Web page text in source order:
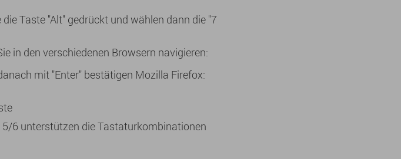
Taste "Alt" gedrückt und wählen dann die "7
in den verschiedenen Browsern navigieren:
mit "Enter" bestätigen Mozilla Firefox:
6 unterstützen die Tastaturkombinationen